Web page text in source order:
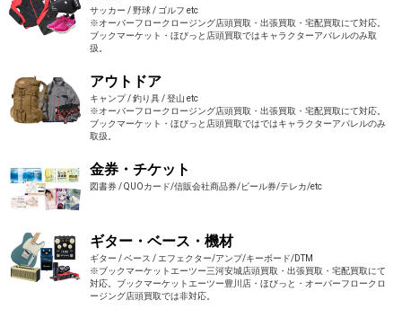
サッカー / 野球 / ゴルフ etc
※オーバーフロークロージング店頭買取・出張買取・宅配買取にて対応。
ブックマーケット・ほびっと店頭買取ではキャラクターアパレルのみ取
扱。
アウトドア
キャンプ / 釣り具 / 登山 etc
※オーバーフロークロージング店頭買取・出張買取・宅配買取にて対応。
ブックマーケット・ほびっと店頭買取ではではキャラクターアパレルのみ
取扱。
金券・チケット
図書券 / QUOカード/信販会社商品券/ビール券/テレカ/etc
ギター・ベース・機材
ギター / ベース / エフェクター/アンプ/キーボード/DTM
※ブックマーケットエーツー三河安城店頭買取・出張買取・宅配買取にて
対応。ブックマーケットエーツー豊川店・ほびっと・オーバーフロークロ
ージング店頭買取では非対応。